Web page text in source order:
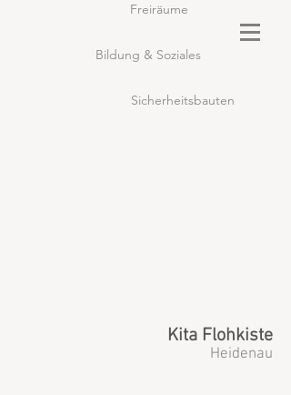
Freiräume
Bildung & Soziales
Sicherheitsbauten
Kita Flohkiste
Heidenau